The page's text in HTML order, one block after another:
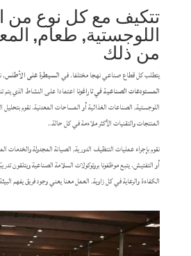
تتكيف مع كل نوع من
اللوجستية, طعام,
من ذلك
يتطلب كل قطاع صناعي نهجا مختلفا. فيالسيطرة على الأطلس,
المستودعات الصناعية في تاراغونااعتمادا على النشاط الذي يتم
اللوجستية, الصناعات الغذائية أو المساحات المعدنية. نقوم
المنتجات والتقنيات الأكثر ملاءمة في كل حالة..
نقوم بإجراء عمليات التنظيف الدورية, الصيانة المجدولة والخدمات
أو التفتيش. يتبع موظفونا بروتوكولات السلامة الصناعية
الكفاءة والرعاية في كل زاوية. العمل معنا يعني وجود فريق يفهم